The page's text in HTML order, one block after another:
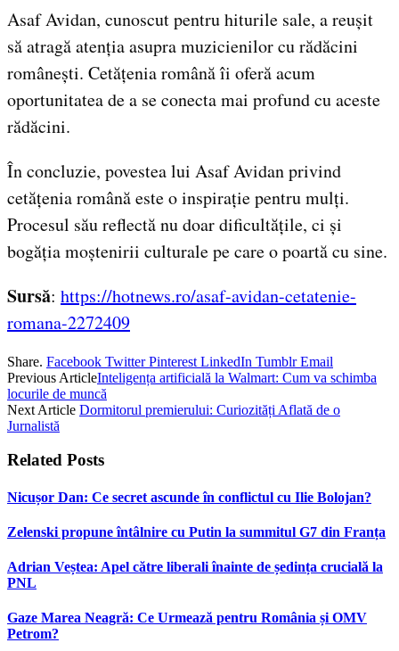
Asaf Avidan, cunoscut pentru hiturile sale, a reușit
să atragă atenția asupra muzicienilor cu rădăcini
românești. Cetățenia română îi oferă acum
oportunitatea de a se conecta mai profund cu aceste
rădăcini.
În concluzie, povestea lui Asaf Avidan privind
cetățenia română este o inspirație pentru mulți.
Procesul său reflectă nu doar dificultățile, ci și
bogăția moștenirii culturale pe care o poartă cu sine.
Sursă: https://hotnews.ro/asaf-avidan-cetatenie-
romana-2272409
Share. Facebook Twitter Pinterest LinkedIn Tumblr Email
Previous ArticleInteligența artificială la Walmart: Cum va schimba
locurile de muncă
Next Article Dormitorul premierului: Curiozități Aflată de o
Jurnalistă
Related Posts
Nicușor Dan: Ce secret ascunde în conflictul cu Ilie Bolojan?
Zelenski propune întâlnire cu Putin la summitul G7 din Franța
Adrian Veștea: Apel către liberali înainte de ședința crucială la
PNL
Gaze Marea Neagră: Ce Urmează pentru România și OMV
Petrom?